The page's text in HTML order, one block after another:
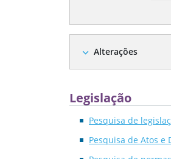
expand_more Alterações
Legislação
Pesquisa de
Pesquisa de Atos e